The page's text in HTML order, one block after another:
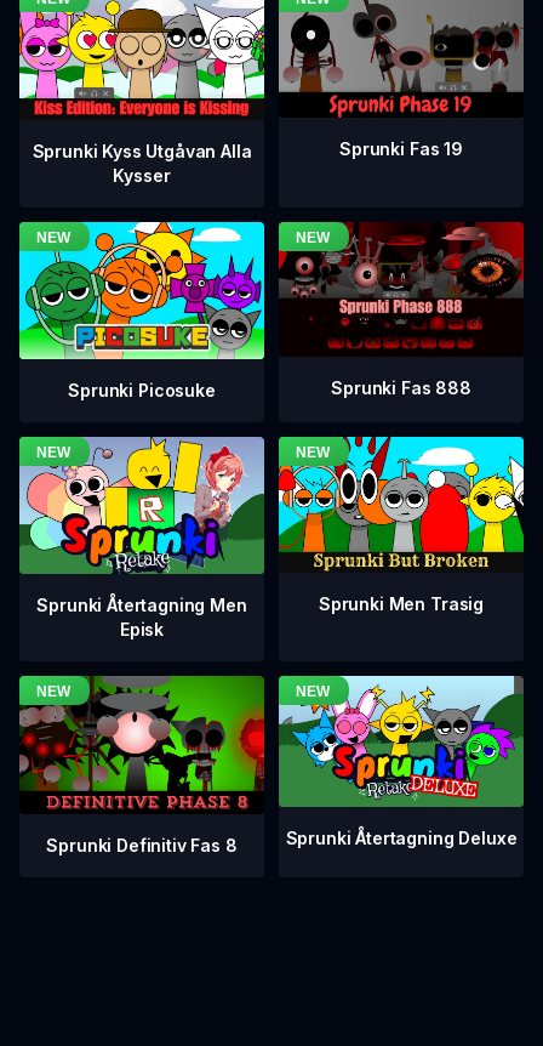
Sprunki Kyss Utgåvan Alla
Kysser
Sprunki Fas 19
Sprunki Picosuke Sprunki Fas 888
Sprunki Återtagning Men
Episk
Sprunki Men Trasig
Sprunki Definitiv Fas 8 Sprunki Återtagning Deluxe